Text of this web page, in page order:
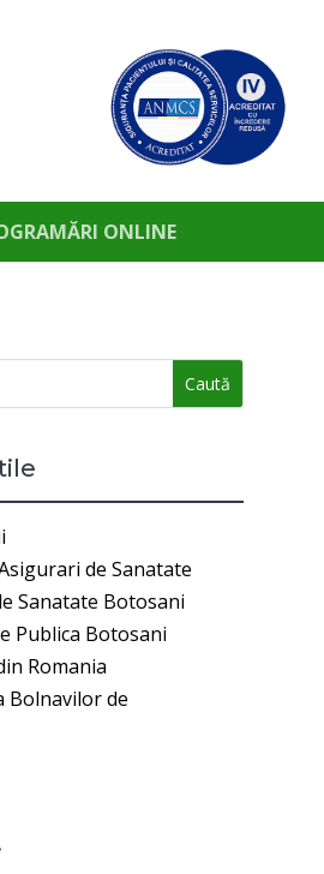
ONLINE
de Sanatate
Sanatate Botosani
Publica Botosani
Romania
Bolnavilor de